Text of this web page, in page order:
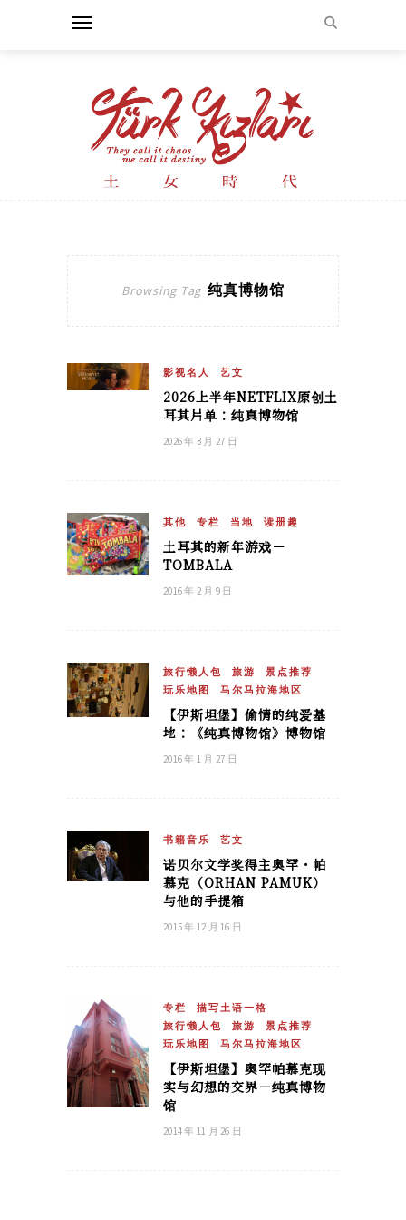
Browsing Tag 纯真博物馆
影视名人 艺文
2026上半年NETFLIX原创土
耳其片单：纯真博物馆
2026 年 3 月 27 日
其他 专栏 当地 读册趣
土耳其的新年游戏－
TOMBALA
2016 年 2 月 9 日
旅行懒人包 旅游
景点推荐
玩乐地图
马尔马拉海地区
【伊斯坦堡】偷情的纯爱基
地：《纯真博物馆》博物馆
2016 年 1 月 27 日
书籍音乐 艺文
诺贝尔文学奖得主奥罕・帕
慕克（ORHAN PAMUK）
与他的手提箱
2015 年 12 月 16 日
专栏
描写土语一格
旅行懒人包
旅游
景点推荐
玩乐地图
马尔马拉海地区
【伊斯坦堡】奥罕帕慕克现
实与幻想的交界－纯真博物
馆
2014 年 11 月 26 日